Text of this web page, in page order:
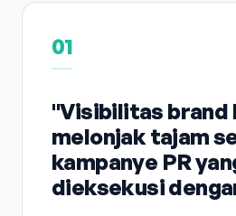
01
"Visibilitas brand
melonjak tajam
kampanye PR
dieksekusi